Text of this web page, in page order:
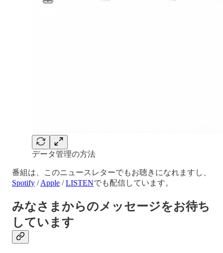
データ管理の方法
番組は、このニュースレターでもお聴きになれますし、
Spotify /Apple /LISTENでも配信しています。
みなさまからのメッセージをお待ち
しています